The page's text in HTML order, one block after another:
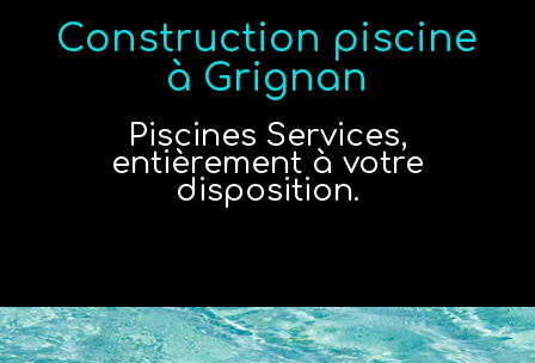
Construction piscine
à Grignan
Piscines Services,
entièrement à votre
disposition.